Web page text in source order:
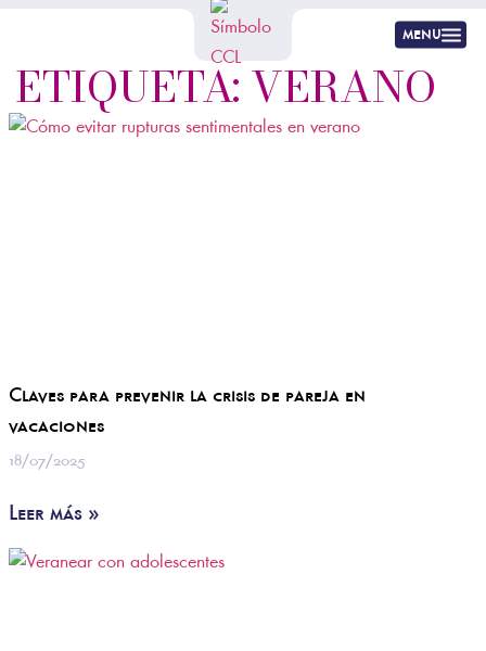
menu
ETIQUETA: VERANO
Claves para prevenir la crisis de pareja en
vacaciones
18/07/2025
Leer más »